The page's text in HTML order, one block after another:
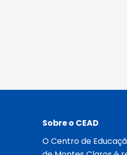
Sobre o CEAD
O Centro de